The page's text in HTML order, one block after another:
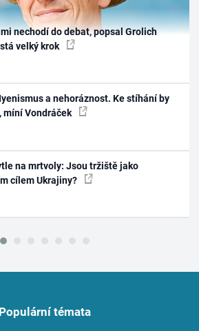
nechodí do debat, popsal Grolich
velký krok
a nehoráznost. Ke stíhání by
míní Vondráček
na mrtvoly: Jsou tržiště jako
cílem Ukrajiny?
Populární témata